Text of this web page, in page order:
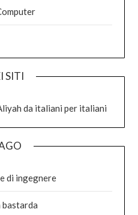
SITI
da italiani per italiani
di ingegnere